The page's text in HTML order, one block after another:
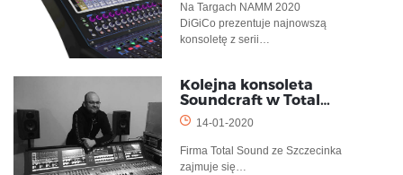
Na Targach NAMM 2020
DiGiCo prezentuje najnowszą
konsoletę z serii…
Kolejna konsoleta
Soundcraft w Total…
14-01-2020
Firma Total Sound ze Szczecinka
zajmuje się…